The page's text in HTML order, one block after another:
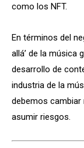
como los NFT.
En términos del
allá’ de la música
desarrollo de
industria de la
debemos
asumir riesgos.